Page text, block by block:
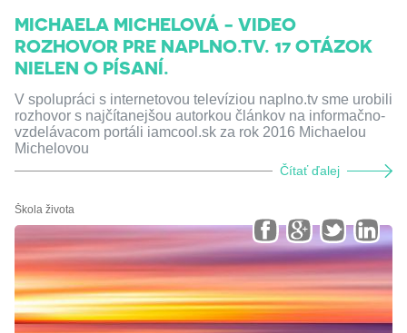
MICHAELA MICHELOVÁ - VIDEO
ROZHOVOR PRE NAPLNO.TV. 17 OTÁZOK
NIELEN O PÍSANÍ.
V spolupráci s internetovou televíziou naplno.tv sme urobili
rozhovor s najčítanejšou autorkou článkov na informačno-
vzdelávacom portáli iamcool.sk za rok 2016 Michaelou
Michelovou
Čítať ďalej
Škola života